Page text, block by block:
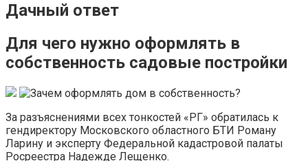
Дачный ответ
Для чего нужно оформлять в
собственность садовые постройки
За разъяснениями всех тонкостей «РГ» обратилась к
гендиректору Московского областного БТИ Роману
Ларину и эксперту Федеральной кадастровой палаты
Росреестра Надежде Лещенко.